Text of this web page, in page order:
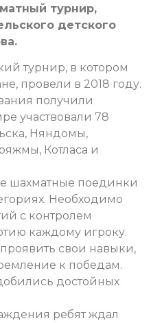
турнир,
детского
турнир, в котором
провели в 2018 году.
получили
участвовали 78
Няндомы,
Котласа и
шахматные поединки
Необходимо
с контролем
каждому игроку.
свои навыки,
к победам.
достойных
ребят ждал